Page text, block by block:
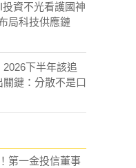
資不光看護國神
局科技供應鏈
下半年該追
鍵：分散不是口
第一金投信董事